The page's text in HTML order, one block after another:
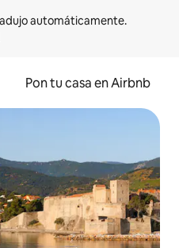
Pon tu casa en Airbnb